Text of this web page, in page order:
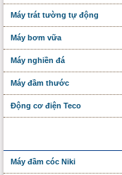
Máy trát tường tự động
Máy bơm vữa
Máy nghiền đá
Máy đầm thước
Động cơ điện Teco
Máy đầm cóc Niki